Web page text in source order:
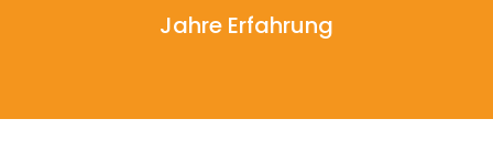
Jahre Erfahrung